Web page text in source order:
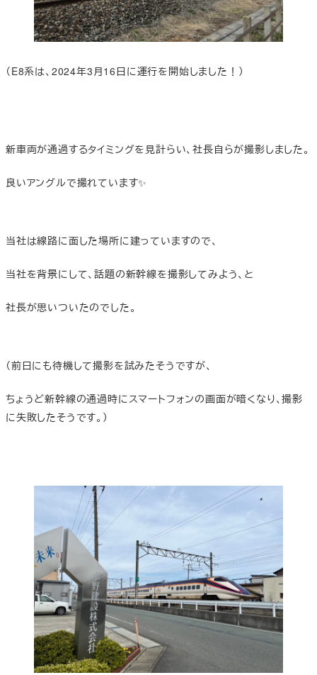
（E8系は、2024年3月16日に運行を開始しました！）
新車両が通過するタイミングを見計らい、社長自らが撮影しました。
良いアングルで撮れています✨
当社は線路に面した場所に建っていますので、
当社を背景にして、話題の新幹線を撮影してみよう、と
社長が思いついたのでした。
（前日にも待機して撮影を試みたそうですが、
ちょうど新幹線の通過時にスマートフォンの画面が暗くなり、撮影
に失敗したそうです。）